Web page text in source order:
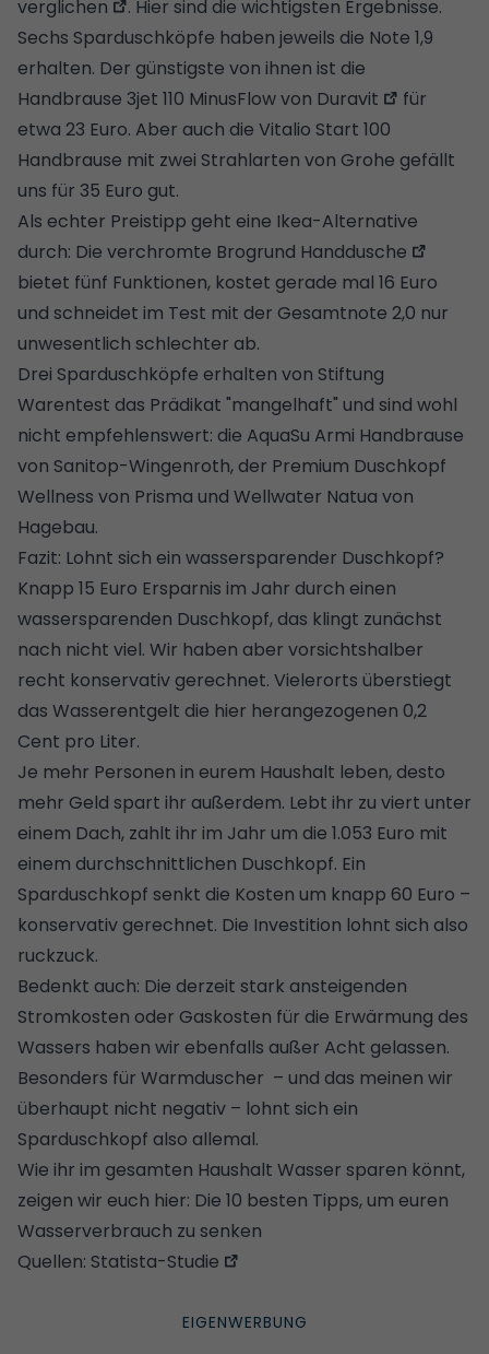
verglichen
. Hier sind die wichtigsten Ergebnisse.
Sechs Sparduschköpfe haben jeweils die Note 1,9
erhalten. Der günstigste von ihnen ist die
Handbrause 3jet 110 MinusFlow von Duravit
für
etwa 23 Euro. Aber auch die Vitalio Start 100
Handbrause mit zwei Strahlarten von Grohe gefällt
uns für 35 Euro gut.
Als echter Preistipp geht eine Ikea-Alternative
durch: Die verchromte Brogrund Handdusche
bietet fünf Funktionen, kostet gerade mal 16 Euro
und schneidet im Test mit der Gesamtnote 2,0 nur
unwesentlich schlechter ab.
Drei Sparduschköpfe erhalten von Stiftung
Warentest das Prädikat "mangelhaft" und sind wohl
nicht empfehlenswert: die AquaSu Armi Handbrause
von Sanitop-Wingenroth, der Premium Duschkopf
Wellness von Prisma und Wellwater Natua von
Hagebau.
Fazit: Lohnt sich ein wassersparender Duschkopf?
Knapp 15 Euro Ersparnis im Jahr durch einen
wassersparenden Duschkopf, das klingt zunächst
nach nicht viel. Wir haben aber vorsichtshalber
recht konservativ gerechnet. Vielerorts überstiegt
das Wasserentgelt die hier herangezogenen 0,2
Cent pro Liter.
Je mehr Personen in eurem Haushalt leben, desto
mehr Geld spart ihr außerdem. Lebt ihr zu viert unter
einem Dach, zahlt ihr im Jahr um die 1.053 Euro mit
einem durchschnittlichen Duschkopf. Ein
Sparduschkopf senkt die Kosten um knapp 60 Euro –
konservativ gerechnet. Die Investition lohnt sich also
ruckzuck.
Bedenkt auch: Die derzeit stark ansteigenden
Stromkosten oder Gaskosten für die Erwärmung des
Wassers haben wir ebenfalls außer Acht gelassen.
Besonders für Warmduscher – und das meinen wir
überhaupt nicht negativ – lohnt sich ein
Sparduschkopf also allemal.
Wie ihr im gesamten Haushalt Wasser sparen könnt,
zeigen wir euch hier: Die 10 besten Tipps, um euren
Wasserverbrauch zu senken
Quellen: Statista-Studie